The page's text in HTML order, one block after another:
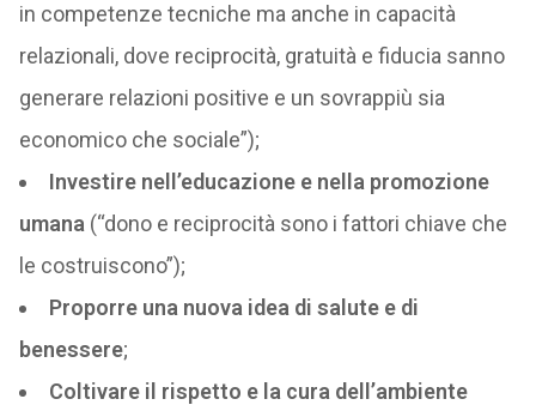
in competenze tecniche ma anche in capacità
relazionali, dove reciprocità, gratuità e fiducia sanno
generare relazioni positive e un sovrappiù sia
economico che sociale”);
Investire nell’educazione e nella promozione
umana (“dono e reciprocità sono i fattori chiave che
le costruiscono”);
Proporre una nuova idea di salute e di
benessere;
Coltivare il rispetto e la cura dell’ambiente